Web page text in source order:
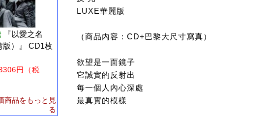
『以愛之名
版）』 CD1枚
円（税
商品をもっと見
る
LUXE華麗版
（商品內容：CD+巴黎大尺寸寫真）
欲望是一面鏡子
它誠實的反射出
每一個人內心深處
最真實的模樣